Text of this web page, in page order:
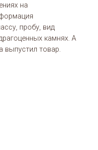
на
пробу, вид
камнях. А
выпустил товар.